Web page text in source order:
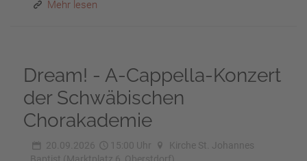
Mehr lesen
Dream! - A-Cappella-Konzert
der Schwäbischen
Chorakademie
20.09.2026 15:00 Uhr
Kirche St. Johannes